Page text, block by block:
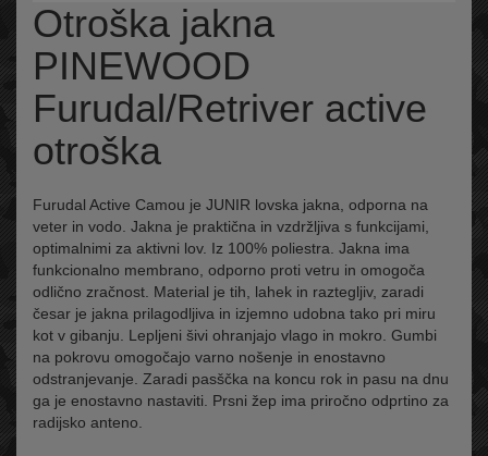
Otroška jakna
PINEWOOD
Furudal/Retriver active
otroška
Furudal Active Camou je JUNIR lovska jakna, odporna na
veter in vodo. Jakna je praktična in vzdržljiva s funkcijami,
optimalnimi za aktivni lov. Iz 100% poliestra. Jakna ima
funkcionalno membrano, odporno proti vetru in omogoča
odlično zračnost. Material je tih, lahek in raztegljiv, zaradi
česar je jakna prilagodljiva in izjemno udobna tako pri miru
kot v gibanju. Lepljeni šivi ohranjajo vlago in mokro. Gumbi
na pokrovu omogočajo varno nošenje in enostavno
odstranjevanje. Zaradi pasščka na koncu rok in pasu na dnu
ga je enostavno nastaviti. Prsni žep ima priročno odprtino za
radijsko anteno.